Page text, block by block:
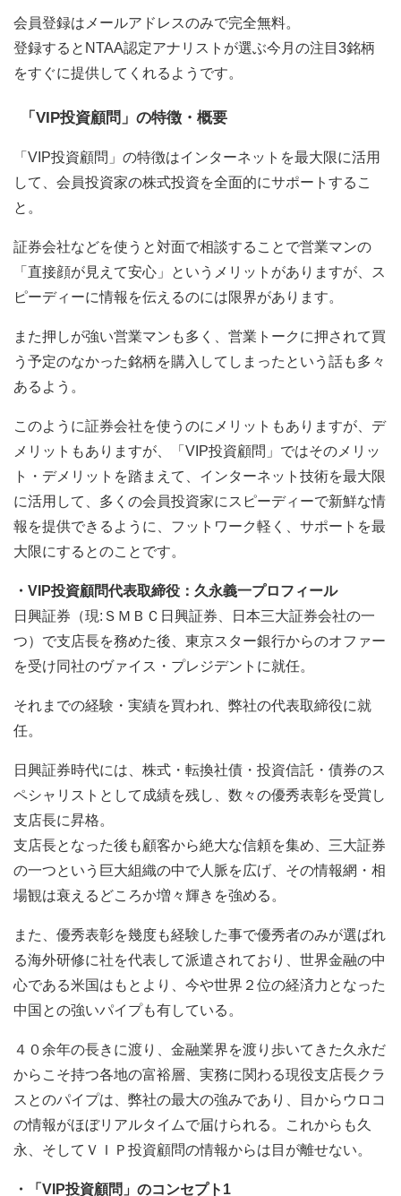
会員登録はメールアドレスのみで完全無料。
登録するとNTAA認定アナリストが選ぶ今月の注目3銘柄
をすぐに提供してくれるようです。
「VIP投資顧問」の特徴・概要
「VIP投資顧問」の特徴はインターネットを最大限に活用
して、会員投資家の株式投資を全面的にサポートするこ
と。
証券会社などを使うと対面で相談することで営業マンの
「直接顔が見えて安心」というメリットがありますが、ス
ピーディーに情報を伝えるのには限界があります。
また押しが強い営業マンも多く、営業トークに押されて買
う予定のなかった銘柄を購入してしまったという話も多々
あるよう。
このように証券会社を使うのにメリットもありますが、デ
メリットもありますが、「VIP投資顧問」ではそのメリッ
ト・デメリットを踏まえて、インターネット技術を最大限
に活用して、多くの会員投資家にスピーディーで新鮮な情
報を提供できるように、フットワーク軽く、サポートを最
大限にするとのことです。
・VIP投資顧問代表取締役：久永義一プロフィール
日興証券（現:ＳＭＢＣ日興証券、日本三大証券会社の一
つ）で支店長を務めた後、東京スター銀行からのオファー
を受け同社のヴァイス・プレジデントに就任。
それまでの経験・実績を買われ、弊社の代表取締役に就
任。
日興証券時代には、株式・転換社債・投資信託・債券のス
ペシャリストとして成績を残し、数々の優秀表彰を受賞し
支店長に昇格。
支店長となった後も顧客から絶大な信頼を集め、三大証券
の一つという巨大組織の中で人脈を広げ、その情報網・相
場観は衰えるどころか増々輝きを強める。
また、優秀表彰を幾度も経験した事で優秀者のみが選ばれ
る海外研修に社を代表して派遣されており、世界金融の中
心である米国はもとより、今や世界２位の経済力となった
中国との強いパイプも有している。
４０余年の長きに渡り、金融業界を渡り歩いてきた久永だ
からこそ持つ各地の富裕層、実務に関わる現役支店長クラ
スとのパイプは、弊社の最大の強みであり、目からウロコ
の情報がほぼリアルタイムで届けられる。これからも久
永、そしてＶＩＰ投資顧問の情報からは目が離せない。
・「VIP投資顧問」のコンセプト1